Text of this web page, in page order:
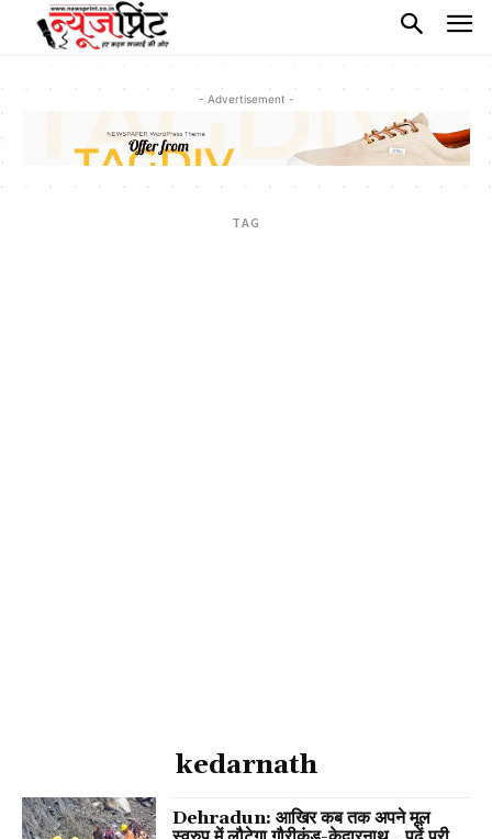
- Advertisement -
TAG
kedarnath
Dehradun: आखिर कब तक अपने मूल